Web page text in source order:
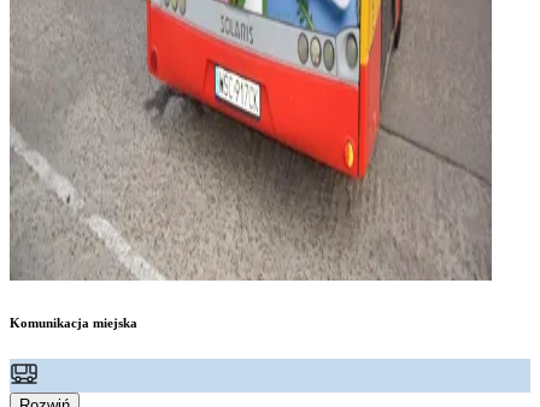
Komunikacja miejska